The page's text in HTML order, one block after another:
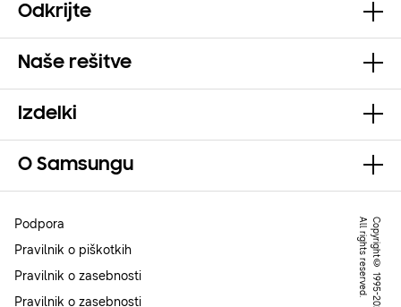
Odkrijte
Naše rešitve
Izdelki
O Samsungu
.
Podpora
Pravilnik o piškotkih
Pravilnik o zasebnosti
Pravilnik o zasebnosti